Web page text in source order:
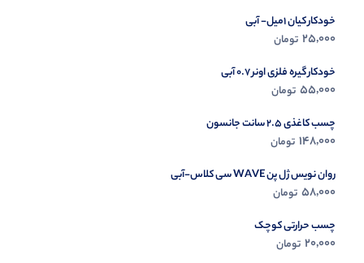
خودکار کیان 1میل- آبی
25,000 تومان
خودکار گیره فلزی اونر 0.7 آبی
55,000 تومان
چسب کاغذی 2.5 سانت جانسون
148,000 تومان
روان نویس ژل پن WAVE سی کلاس-آبی
58,000 تومان
چسب حرارتی کوچک
20,000 تومان